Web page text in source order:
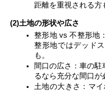
距離を重視される方
(2)土地の形状や広さ
整形地 vs 不整形地
整形地ではデッド
も。
間口の広さ：車の
るなら充分な間口が
土地の大きさ：マ